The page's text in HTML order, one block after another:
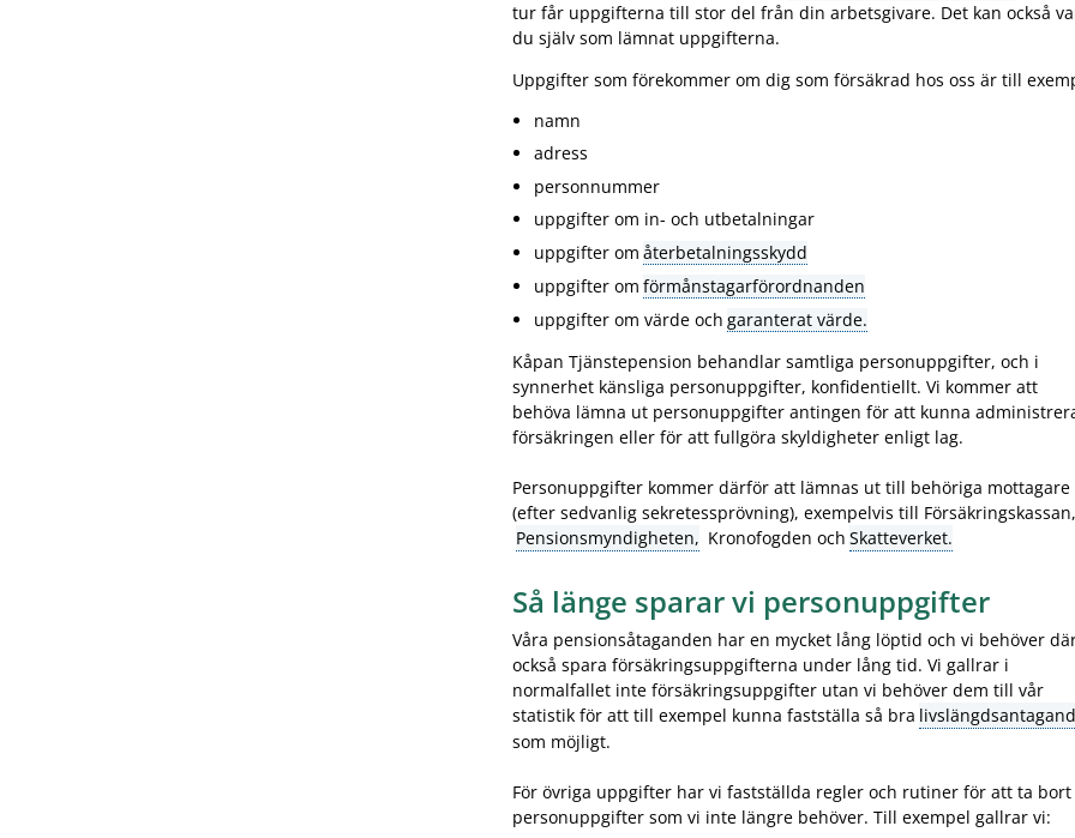
tur får uppgifterna till stor del från din arbetsgivare. Det kan också
du själv som lämnat uppgifterna.
Uppgifter som förekommer om dig som försäkrad hos oss är till
namn
adress
personnummer
uppgifter om in- och utbetalningar
uppgifter om återbetalningsskydd
uppgifter om förmånstagarförordnanden
uppgifter om värde och garanterat värde.
Kåpan Tjänstepension behandlar samtliga personuppgifter, och i
synnerhet känsliga personuppgifter, konfidentiellt. Vi kommer att
behöva lämna ut personuppgifter antingen för att kunna
försäkringen eller för att fullgöra skyldigheter enligt lag.
Personuppgifter kommer därför att lämnas ut till behöriga mottagare
(efter sedvanlig sekretessprövning), exempelvis till Försäkringskassan,
Pensionsmyndigheten, Kronofogden och Skatteverket.
Så länge sparar vi personuppgifter
Våra pensionsåtaganden har en mycket lång löptid och vi behöver
också spara försäkringsuppgifterna under lång tid. Vi gallrar i
normalfallet inte försäkringsuppgifter utan vi behöver dem till vår
statistik för att till exempel kunna fastställa så bra
som möjligt.
För övriga uppgifter har vi fastställda regler och rutiner för att ta bort
personuppgifter som vi inte längre behöver. Till exempel gallrar vi: